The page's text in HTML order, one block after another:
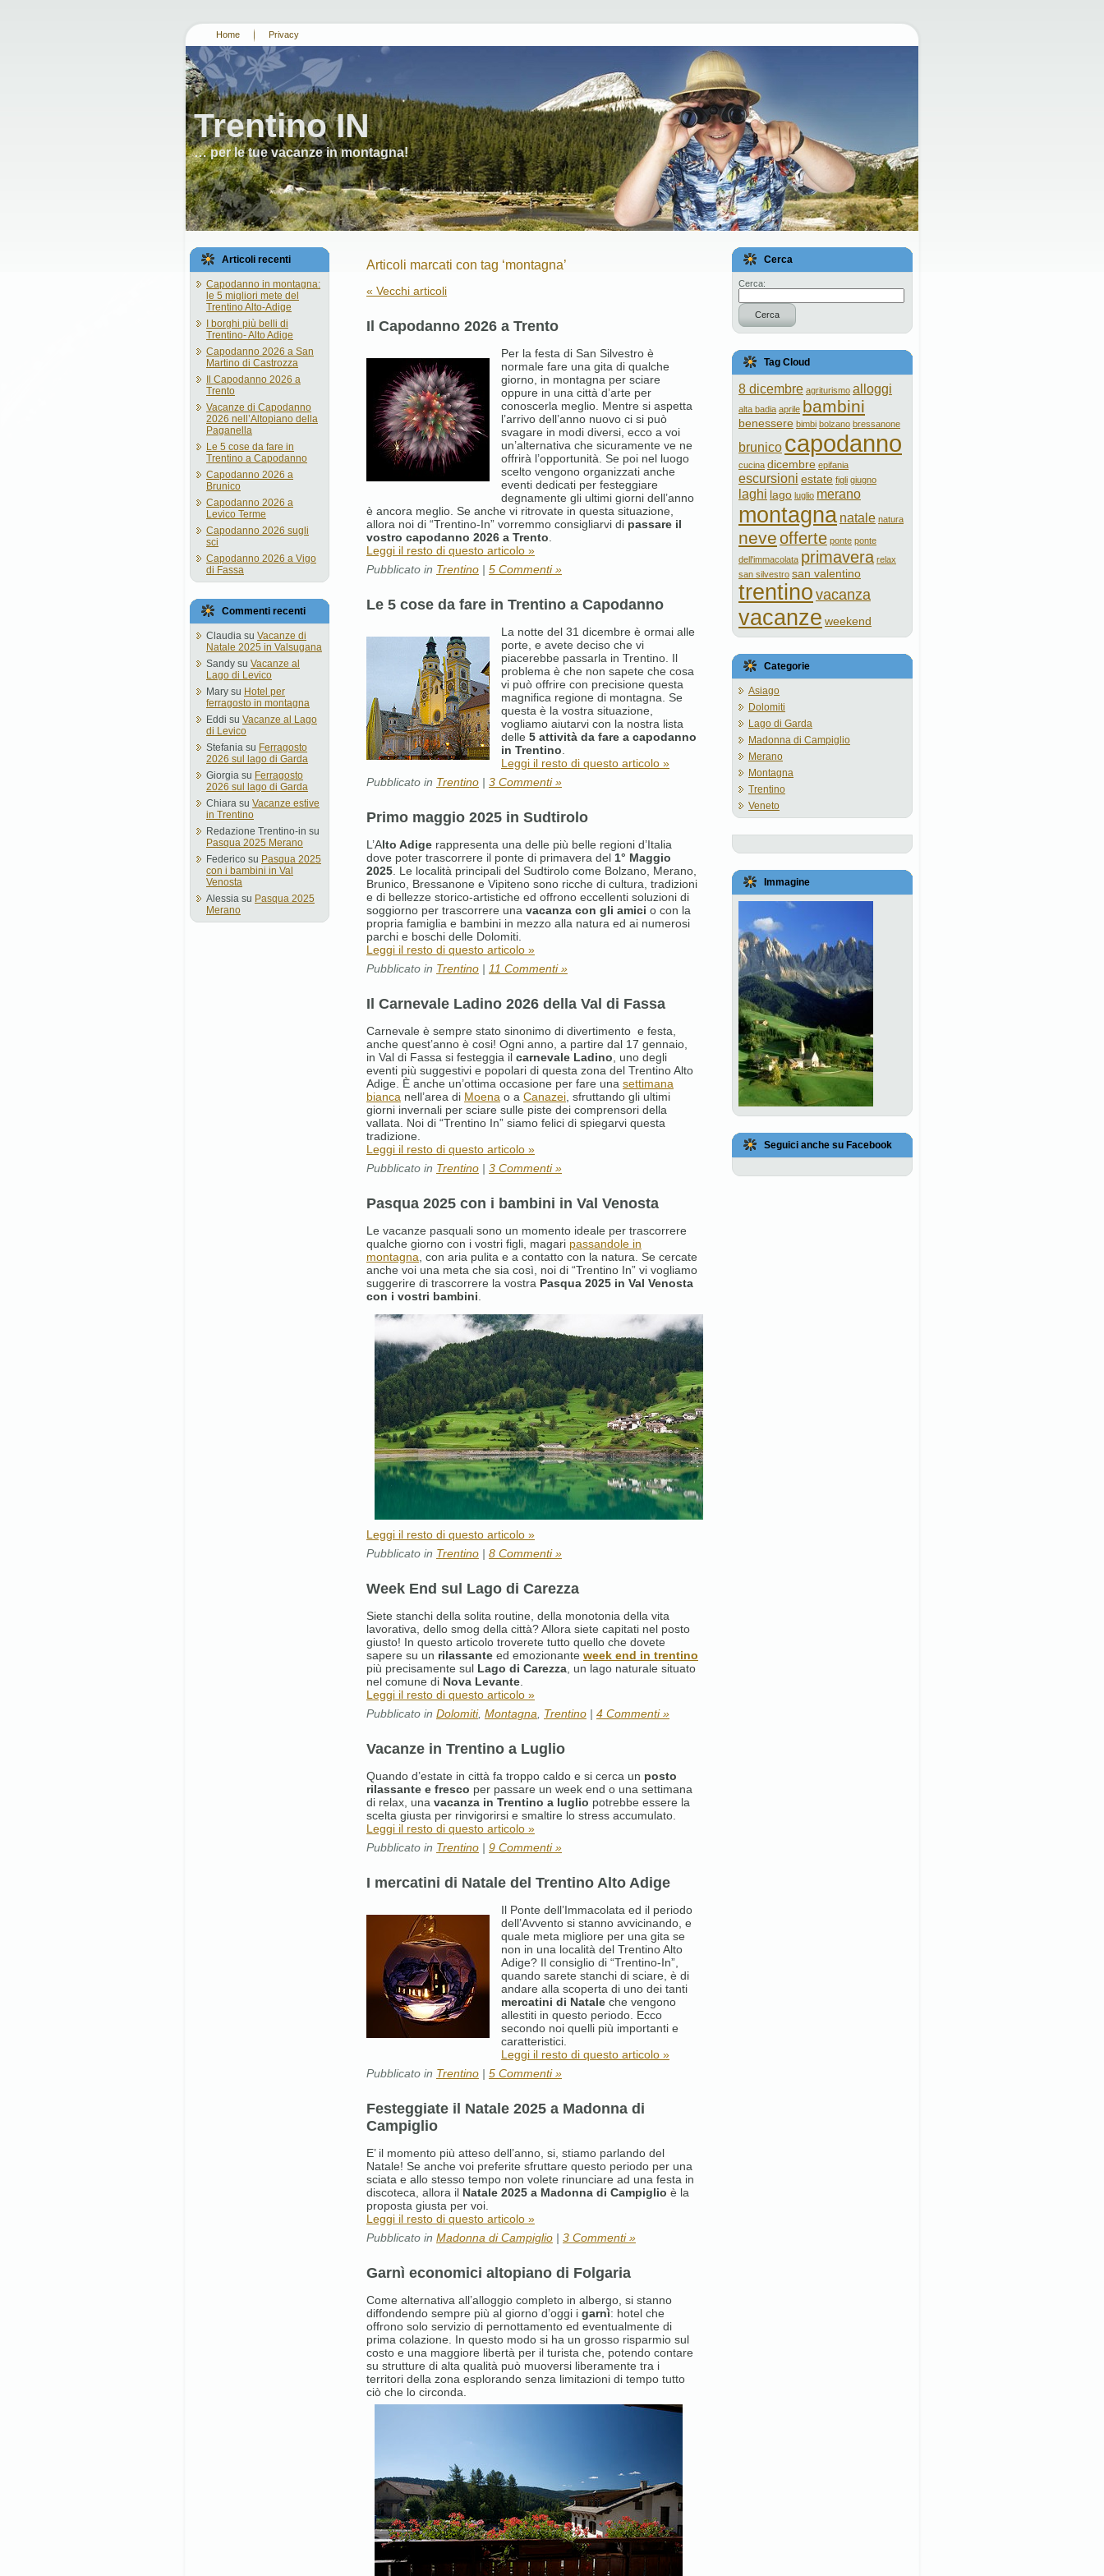
Home Privacy
Trentino IN
… per le tue vacanze in montagna!
Articoli recenti
Capodanno in montagna:
le 5 migliori mete del
Trentino Alto-Adige
I borghi più belli di
Trentino- Alto Adige
Capodanno 2026 a San
Martino di Castrozza
Il Capodanno 2026 a
Trento
Vacanze di Capodanno
2026 nell’Altopiano della
Paganella
Le 5 cose da fare in
Trentino a Capodanno
Capodanno 2026 a
Brunico
Capodanno 2026 a
Levico Terme
Capodanno 2026 sugli
sci
Capodanno 2026 a Vigo
di Fassa
Commenti recenti
Claudia su Vacanze di
Natale 2025 in Valsugana
Sandy su Vacanze al
Lago di Levico
Mary su Hotel per
ferragosto in montagna
Eddi su Vacanze al Lago
di Levico
Stefania su Ferragosto
2026 sul lago di Garda
Giorgia su Ferragosto
2026 sul lago di Garda
Chiara su Vacanze estive
in Trentino
Redazione Trentino-in su
Pasqua 2025 Merano
Federico su Pasqua 2025
con i bambini in Val
Venosta
Alessia su Pasqua 2025
Merano
Articoli marcati con tag ‘montagna’
« Vecchi articoli
Il Capodanno 2026 a Trento
Per la festa di San Silvestro è
normale fare una gita di qualche
giorno, in montagna per sciare
oppure in una città d’arte per
conoscerla meglio. Mentre si aspetta
l’arrivo dell’anno nuovo ci si può
svagare in modi diversi, ecco a voi
un’alternativa che sicuramente ve ne
offrirà l’opportunità. Se poi nel luogo
scelto vengono organizzati anche
eventi dedicati per festeggiare
degnamente gli ultimi giorni dell’anno
è ancora meglio. Se anche vi ritrovate in questa situazione,
allora noi di “Trentino-In” vorremmo consigliarvi di passare il
vostro capodanno 2026 a Trento
Leggi il resto di questo articolo »
Pubblicato in Trentino | 5 Commenti »
Le 5 cose da fare in Trentino a Capodanno
La notte del 31 dicembre è ormai alle
porte, e avete deciso che vi
piacerebbe passarla in Trentino. Il
problema è che non sapete che cosa
vi può offrire con precisione questa
magnifica regione di montagna. Se
questa è la vostra situazione,
vogliamo aiutarvi con la nostra lista
delle 5 attività da fare a capodanno
in Trentino
Leggi il resto di questo articolo »
Pubblicato in Trentino | 3 Commenti »
Primo maggio 2025 in Sudtirolo
L’Alto Adige rappresenta una delle più belle regioni d’Italia
dove poter trascorrere il ponte di primavera del 1° Maggio
2025 . Le località principali del Sudtirolo come Bolzano, Merano,
Brunico, Bressanone e Vipiteno sono ricche di cultura, tradizioni
e di bellezze storico-artistiche ed offrono eccellenti soluzioni di
soggiorno per trascorrere una vacanza con gli amici o con la
propria famiglia e bambini in mezzo alla natura ed ai numerosi
parchi e boschi delle Dolomiti.
Leggi il resto di questo articolo »
Pubblicato in Trentino | 11 Commenti »
Il Carnevale Ladino 2026 della Val di Fassa
Carnevale è sempre stato sinonimo di divertimento e festa,
anche quest’anno è cosi! Ogni anno, a partire dal 17 gennaio,
in Val di Fassa si festeggia il carnevale Ladino , uno degli
eventi più suggestivi e popolari di questa zona del Trentino Alto
Adige. È anche un’ottima occasione per fare una settimana
bianca nell’area di Moena o a Canazei , sfruttando gli ultimi
giorni invernali per sciare sulle piste dei comprensori della
vallata. Noi di “Trentino In” siamo felici di spiegarvi questa
tradizione.
Leggi il resto di questo articolo »
Pubblicato in Trentino | 3 Commenti »
Pasqua 2025 con i bambini in Val Venosta
Le vacanze pasquali sono un momento ideale per trascorrere
qualche giorno con i vostri figli, magari passandole in
montagna , con aria pulita e a contatto con la natura. Se cercate
anche voi una meta che sia così, noi di “Trentino In” vi vogliamo
suggerire di trascorrere la vostra Pasqua 2025 in Val Venosta
con i vostri bambini
Leggi il resto di questo articolo »
Pubblicato in Trentino | 8 Commenti »
Week End sul Lago di Carezza
Siete stanchi della solita routine, della monotonia della vita
lavorativa, dello smog della città? Allora siete capitati nel posto
giusto! In questo articolo troverete tutto quello che dovete
sapere su un rilassante ed emozionante week end in trentino
più precisamente sul Lago di Carezza , un lago naturale situato
nel comune di Nova Levante
Leggi il resto di questo articolo »
Pubblicato in Dolomiti, Montagna Trentino | 4 Commenti »
Vacanze in Trentino a Luglio
Quando d’estate in città fa troppo caldo e si cerca un posto
rilassante e fresco per passare un week end o una settimana
di relax, una vacanza in Trentino a luglio potrebbe essere la
scelta giusta per rinvigorirsi e smaltire lo stress accumulato.
Leggi il resto di questo articolo »
Pubblicato in Trentino | 9 Commenti »
I mercatini di Natale del Trentino Alto Adige
Il Ponte dell’Immacolata ed il periodo
dell’Avvento si stanno avvicinando, e
quale meta migliore per una gita se
non in una località del Trentino Alto
Adige? Il consiglio di “Trentino-In”,
quando sarete stanchi di sciare, è di
andare alla scoperta di uno dei tanti
mercatini di Natale che vengono
allestiti in questo periodo. Ecco
secondo noi quelli più importanti e
caratteristici.
Leggi il resto di questo articolo »
Pubblicato in Trentino | 5 Commenti »
Festeggiate il Natale 2025 a Madonna di
Campiglio
E’ il momento più atteso dell’anno, si, stiamo parlando del
Natale! Se anche voi preferite sfruttare questo periodo per una
sciata e allo stesso tempo non volete rinunciare ad una festa in
discoteca, allora il Natale 2025 a Madonna di Campiglio è la
proposta giusta per voi.
Leggi il resto di questo articolo »
Pubblicato in Madonna di Campiglio | 3 Commenti »
Garnì economici altopiano di Folgaria
Come alternativa all’alloggio completo in albergo, si stanno
diffondendo sempre più al giorno d’oggi i garnì: hotel che
offrono solo servizio di pernottamento ed eventualmente di
prima colazione. In questo modo si ha un grosso risparmio sul
costo e una maggiore libertà per il turista che, potendo contare
su strutture di alta qualità può muoversi liberamente tra i
territori della zona esplorando senza limitazioni di tempo tutto
ciò che lo circonda.
Cerca
Cerca:
Cerca
Tag Cloud
8 dicembre agriturismo alloggi
alta badia aprile bambini
benessere bimbi bolzano bressanone
brunico capodanno
cucina dicembre epifania
escursioni estate figli giugno
laghi lago luglio merano
montagna natale natura
neveofferte ponte ponte
dell'immacolata primavera relax
san silvestro san valentino
trentino vacanza
vacanze weekend
Categorie
Asiago
Dolomiti
Lago di Garda
Madonna di Campiglio
Merano
Montagna
Trentino
Veneto
Immagine
Seguici anche su Facebook